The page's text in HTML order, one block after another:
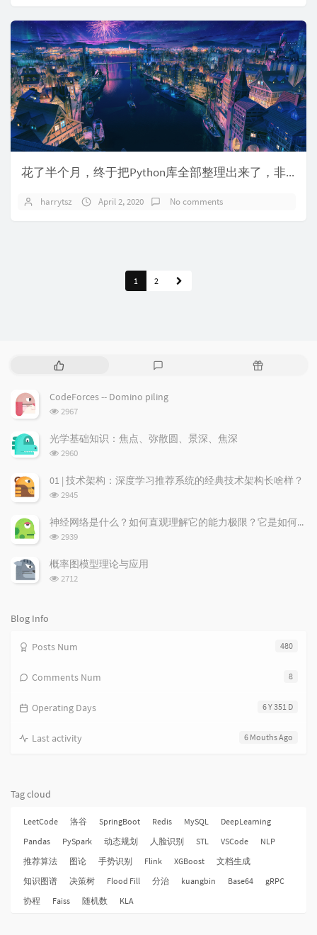
花了半个月，终于把Python库全部整理出来了，非常全面，一定要收藏
harrytsz April 2, 2020 No comments
1 2
P
p
u
a
r
r
t
c
l
s
e
t
m
n
R
t
l
CodeForces -- Domino piling
浏
次
数:
2967
光学基础知识：焦点、弥散圆、景深、焦深
浏
次
数:
2960
01 | 技术架构：深度学习推荐系统的经典技术架构长啥样？
浏
次
数:
2945
神经网络是什么？如何直观理解它的能力极限？它是如何无限逼近真理？
浏
次
数:
2939
概率图模型理论与应用
浏
2712
Blog Info
480
Posts Num
8
Comments Num
6 Y 351 D
Operating Days
6 Mouths Ago
Last activity
Tag cloud
LeetCode 洛谷 SpringBoot Redis MySQL
DeepLearning
Pandas
PySpark 动态规划 人脸识别 STL VSCode
NLP
推荐算法
图论 手势识别 Flink XGBoost
文档生成
知识图谱
决策树 Flood Fill 分治 kuangbin Base64
gRPC
协程
Faiss 随机数 KLA